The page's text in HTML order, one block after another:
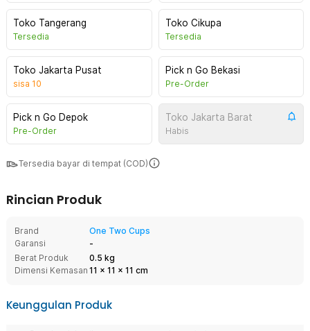
Toko Tangerang
Tersedia
Toko Cikupa
Tersedia
Toko Jakarta Pusat
sisa 10
Pick n Go Bekasi
Pre-Order
Pick n Go Depok
Pre-Order
Toko Jakarta Barat
Habis
Tersedia bayar di tempat (COD)
Rincian Produk
Brand
One Two Cups
Garansi
-
Berat Produk
0.5 kg
Dimensi Kemasan 11 x 11 x 11 cm
Keunggulan Produk